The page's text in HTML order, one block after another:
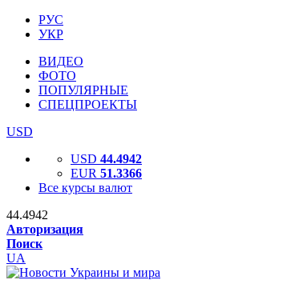
РУС
УКР
ВИДЕО
ФОТО
ПОПУЛЯРНЫЕ
СПЕЦПРОЕКТЫ
USD
USD 44.4942
EUR 51.3366
Все курсы валют
44.4942
Авторизация
Поиск
UA